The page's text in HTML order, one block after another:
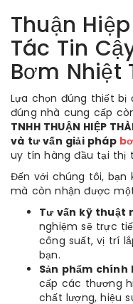
Thuận
Tác Tin
Bơm Nhiệt
Lựa chọn đúng thiết bị
đúng nhà cung cấp
TNHH THUẬN HIỆP
và tư vấn giải pháp
uy tín hàng đầu tại thị
Đến với chúng tôi, bạn
mà còn nhận được
Tư vấn kỹ thuật
nghiệm sẽ trực
công suất, vị trí
bạn.
Sản phẩm chính
cấp các thương
chất lượng, hiệu